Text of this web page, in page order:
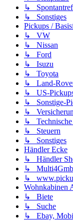
↳
↳ Sonstiges
Pickups /
↳ VW
↳ Nissan
↳ Ford
↳ Isuzu
↳ Toyota
↳ Land-
↳ US-
↳ Sonstige-
↳
↳ Technische
↳ Steuern
↳ Sonstiges
Händler Ecke
↳ Händler
↳
↳
Wohnkabinen
↳ Biete
↳ Suche
↳ Ebay,